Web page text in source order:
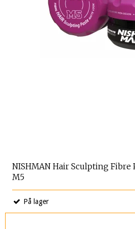
NISHMAN Hair Sculpting Fibre
M5
På lager